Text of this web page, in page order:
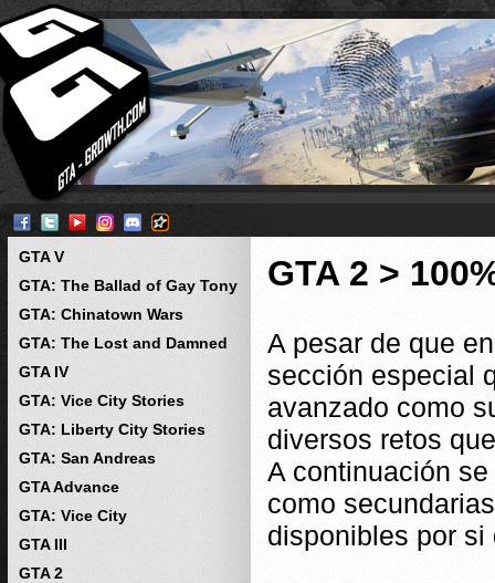
GTA V
GTA: The Ballad of Gay Tony
GTA: Chinatown Wars
GTA: The Lost and Damned
GTA IV
GTA: Vice City Stories
GTA: Liberty City Stories
GTA: San Andreas
GTA Advance
GTA: Vice City
GTA III
GTA 2
GTA 2 >
A pesar de que
sección especial
avanzado como
diversos retos
A continuación
como
disponibles por